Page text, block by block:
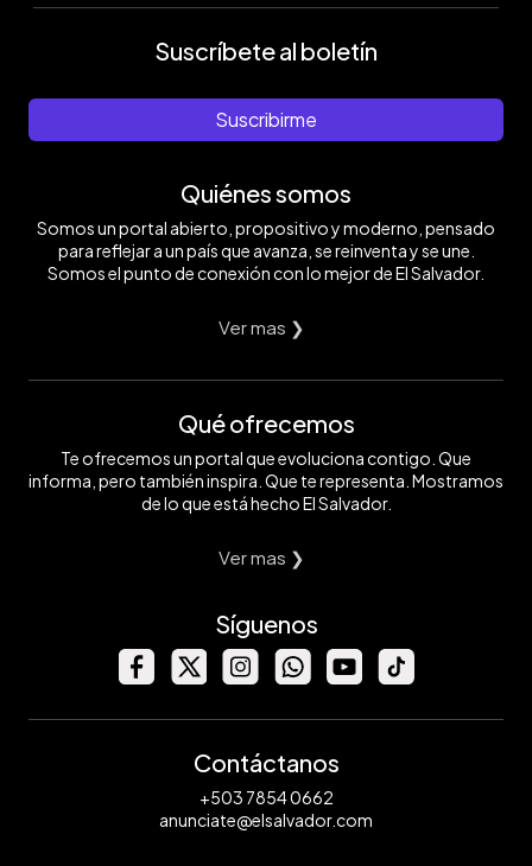
Suscríbete al boletín
Suscribirme
Quiénes somos
Somos un portal abierto, propositivo y moderno, pensado
para reflejar a un país que avanza, se reinventa y se une.
Somos el punto de conexión con lo mejor de El Salvador.
Ver mas ❯
Qué ofrecemos
Te ofrecemos un portal que evoluciona contigo. Que
informa, pero también inspira. Que te representa. Mostramos
de lo que está hecho El Salvador.
Ver mas ❯
Síguenos
Contáctanos
+503 7854 0662
anunciate@elsalvador.com